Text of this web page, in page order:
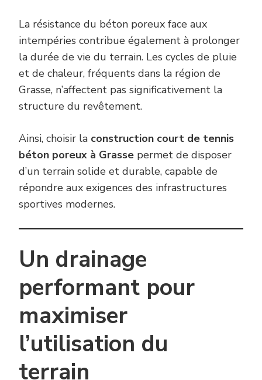
La résistance du béton poreux face aux
intempéries contribue également à prolonger
la durée de vie du terrain. Les cycles de pluie
et de chaleur, fréquents dans la région de
Grasse, n’affectent pas significativement la
structure du revêtement.
Ainsi, choisir la construction court de tennis
béton poreux à Grasse permet de disposer
d’un terrain solide et durable, capable de
répondre aux exigences des infrastructures
sportives modernes.
Un drainage
performant pour
maximiser
l’utilisation du
terrain